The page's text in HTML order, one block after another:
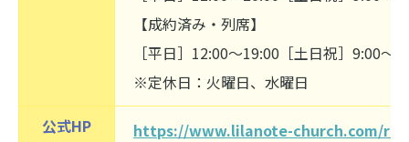
【成約済み・列席】
［平日］12:00〜19:00［土日祝］9:00〜
※定休日：火曜日、水曜日
公式HP
https://www.lilanote-church.com/